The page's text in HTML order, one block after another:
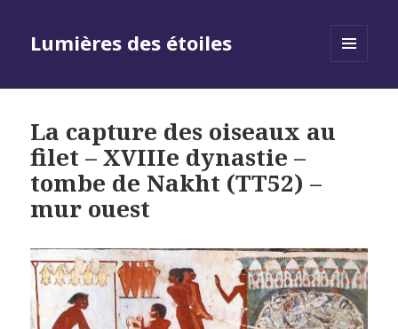
Lumières des étoiles
La capture des oiseaux au
filet – XVIIIe dynastie –
tombe de Nakht (TT52) –
mur ouest